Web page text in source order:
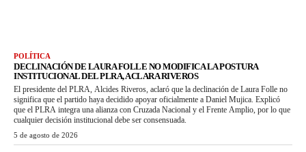
POLÍTICA
DECLINACIÓN DE LAURA FOLLE NO MODIFICA LA POSTURA
INSTITUCIONAL DEL PLRA, ACLARA RIVEROS
El presidente del PLRA, Alcides Riveros, aclaró que la declinación de Laura Folle no
significa que el partido haya decidido apoyar oficialmente a Daniel Mujica. Explicó
que el PLRA integra una alianza con Cruzada Nacional y el Frente Amplio, por lo que
cualquier decisión institucional debe ser consensuada.
5 de agosto de 2026